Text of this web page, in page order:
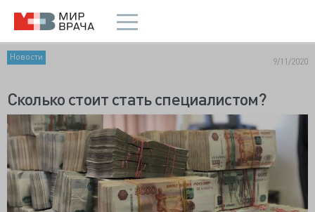
Новости 9/11/2020
Сколько стоит стать специалистом?